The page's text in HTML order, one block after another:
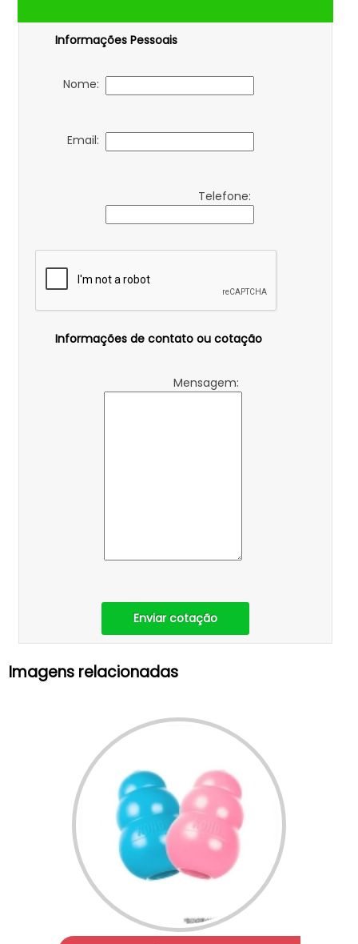
Informações Pessoais
Nome:
Email:
Telefone:
Informações de contato ou cotação
Mensagem:
Enviar cotação
Imagens relacionadas